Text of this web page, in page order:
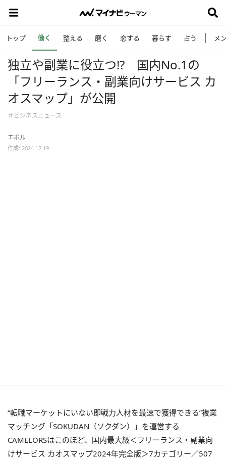
トップ 働く 整える 磨く 恋する 暮らす 占う メ
独立や副業に役立つ⁉ 国内No.1の
「フリーランス・副業向けサービス カ
オスマップ」が公開
＃ビジネスニュース
エボル
作成: 2024.12.19
“転職マーケットにいない即戦力人材を最速で獲得できる”複業
マッチング「SOKUDAN（ソクダン）」を運営する
CAMELORSはこのほど、国内最大級＜フリーランス・副業向
けサービス カオスマップ2024年完全版＞7カテゴリー／507